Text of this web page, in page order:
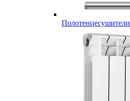
Полотенцесушители